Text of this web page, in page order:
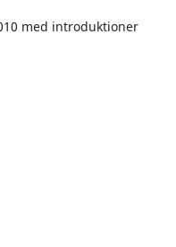
med introduktioner